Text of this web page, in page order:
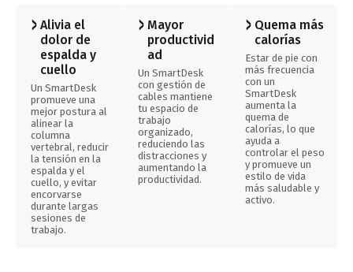
Alivia el
dolor de
espalda y
cuello
Un SmartDesk
promueve una
mejor postura al
alinear la
columna
vertebral, reducir
la tensión en la
espalda y el
cuello, y evitar
encorvarse
durante largas
sesiones de
trabajo.
Mayor
productivid
ad
Un SmartDesk
con gestión de
cables mantiene
tu espacio de
trabajo
organizado,
reduciendo las
distracciones y
aumentando la
productividad.
Quema más
calorías
Estar de pie con
más frecuencia
con un
SmartDesk
aumenta la
quema de
calorías, lo que
ayuda a
controlar el peso
y promueve un
estilo de vida
más saludable y
activo.